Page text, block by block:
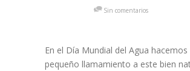
Sin comentarios
En el Día Mundial del Agua hacemos
pequeño llamamiento a este bien